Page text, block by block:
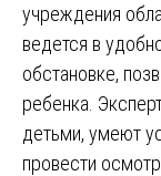
учреждения
ведется в
обстановке,
ребенка.
детьми, умеют
провести